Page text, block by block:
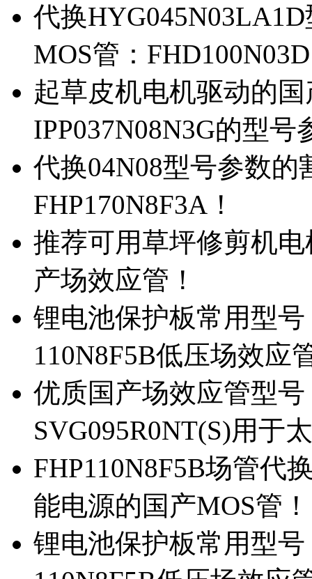
代换
MOS管：
起草皮机电机驱动的
IPP037N08N3G的型号
代换04N08型号参数
FHP170N8F3A！
推荐可用草坪修剪机电
产场效应管！
锂电池保护板常用型号
110N8F5B低压场效应
优质国产场效应管型
SVG095R0NT(S)用于
FHP110N8F5B场管代
能电源的国产MOS管！
锂电池保护板常用型